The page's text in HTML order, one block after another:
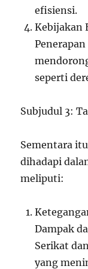
efisiensi.
Kebijakan
seperti
Subjudul 3:
Sementara
dihadapi
meliputi:
Dampak
Serikat
yang